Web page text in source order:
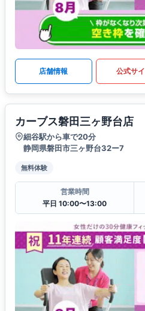
店舗情報 公式サ
カーブス磐田三ヶ野台店
細谷駅から車で20分
静岡県磐田市三ヶ野台32ー7
無料体験
営業時間
平日 10:00〜13:00